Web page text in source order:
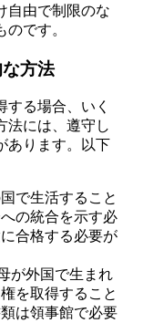
自由で制限のな
です。
方法
する場合、いく
法には、遵守し
あります。以下
で生活すること
の統合を示す必
合格する必要が
が外国で生まれ
を取得すること
は領事館で必要